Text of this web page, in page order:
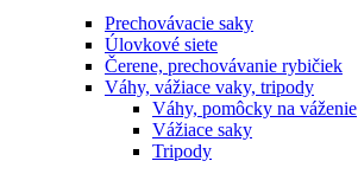
Prechovávacie saky
Úlovkové siete
Čerene, prechovávanie rybičiek
Váhy, vážiace vaky, tripody
Váhy, pomôcky na váženie
Vážiace saky
Tripody